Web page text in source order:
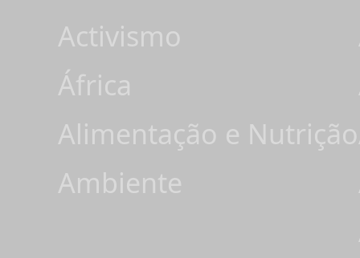
Activismo
África
Alimentação e Nutrição
Ambiente